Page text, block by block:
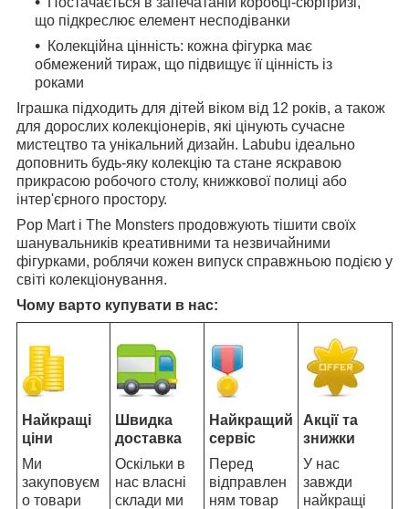
що підкреслює елемент несподіванки
Колекційна цінність: кожна фігурка має
обмежений тираж, що підвищує її цінність із
роками
Іграшка підходить для дітей віком від 12 років, а також
для дорослих колекціонерів, які цінують сучасне
мистецтво та унікальний дизайн. Labubu ідеально
доповнить будь-яку колекцію та стане яскравою
прикрасою робочого столу, книжкової полиці або
інтер'єрного простору.
Pop Mart і The Monsters продовжують тішити своїх
шанувальників креативними та незвичайними
фігурками, роблячи кожен випуск справжньою подією у
світі колекціонування.
Чому варто купувати в нас:
Найкращі
ціни
Ми
закуповуєм
о товари
Швидка
доставка
Оскільки в
нас власні
склади ми
Найкращий
сервіс
Перед
відправлен
ням товар
Акції та
знижки
У нас
завжди
найкращі